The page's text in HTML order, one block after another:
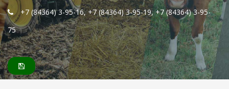
+7 (84364) 3-95-16, +7 (84364) 3-95-19, +7 (84364) 3-95-
75